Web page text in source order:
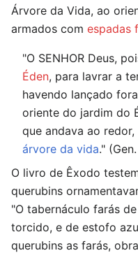
Árvore da Vida, ao
armados com espadas
"O SENHOR Deus,
Éden, para lavrar a
havendo lançado
oriente do jardim do
que andava ao
árvore da vida."
O livro de Êxodo
querubins
"O tabernáculo farás
torcido, e de estofo
querubins as farás,